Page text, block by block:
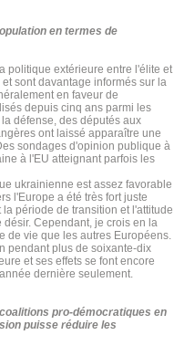
en termes de
politique extérieure entre l'élite et
sont davantage informés sur la
en faveur de
depuis cinq ans parmi les
défense, des députés aux
ont laissé apparaître une
sondages d'opinion publique à
à l'EU atteignant parfois les
ukrainienne est assez favorable
l'Europe a été très fort juste
période de transition et l'attitude
Cependant, je crois en la
de vie que les autres Européens.
pendant plus de soixante-dix
et ses effets se font encore
dernière seulement.
pro-démocratiques en
puisse réduire les